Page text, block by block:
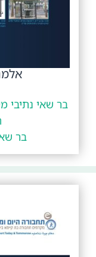
בר שאי נתיבי
בר